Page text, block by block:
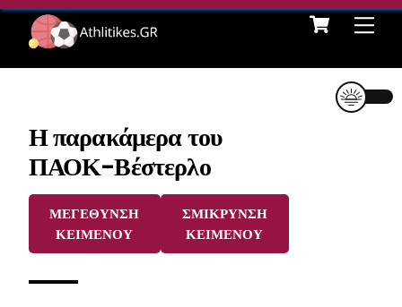
Skip
content
Cart
Η παρακάμερα του
ΠΑΟΚ-Βέστερλο
ΜΕΓΕΘΥΝΣΗ
ΚΕΙΜΕΝΟΥ
ΣΜΙΚΡΥΝΣΗ
ΚΕΙΜΕΝΟΥ